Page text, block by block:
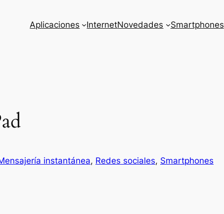
Aplicaciones InternetNovedades Smartphones
instantánea, Redes sociales, Smartphones